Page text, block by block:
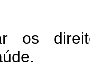
os